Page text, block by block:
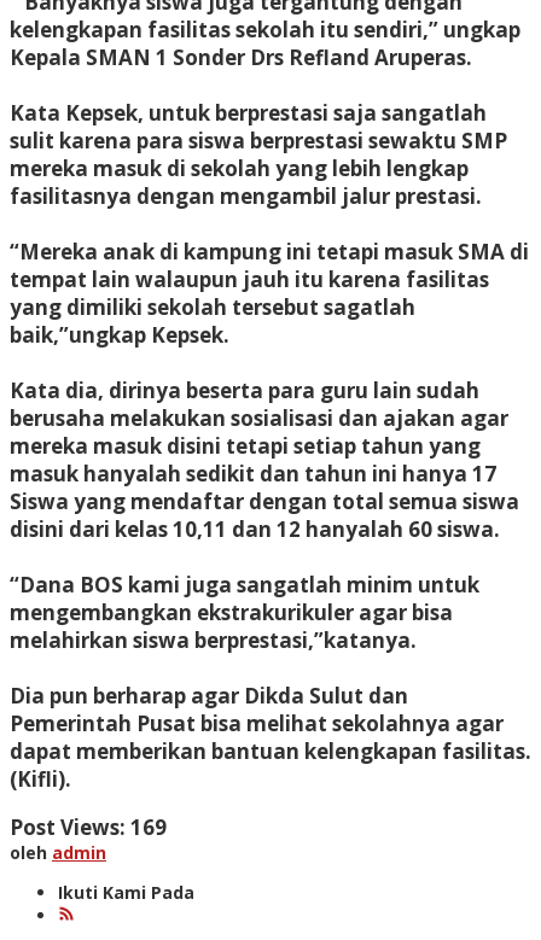
kelengkapan fasilitas sekolah itu sendiri,” ungkap
Kepala SMAN 1 Sonder Drs Refland Aruperas.
Kata Kepsek, untuk berprestasi saja sangatlah
sulit karena para siswa berprestasi sewaktu SMP
mereka masuk di sekolah yang lebih lengkap
fasilitasnya dengan mengambil jalur prestasi.
“Mereka anak di kampung ini tetapi masuk SMA di
tempat lain walaupun jauh itu karena fasilitas
yang dimiliki sekolah tersebut sagatlah
baik,”ungkap Kepsek.
Kata dia, dirinya beserta para guru lain sudah
berusaha melakukan sosialisasi dan ajakan agar
mereka masuk disini tetapi setiap tahun yang
masuk hanyalah sedikit dan tahun ini hanya 17
Siswa yang mendaftar dengan total semua siswa
disini dari kelas 10,11 dan 12 hanyalah 60 siswa.
“Dana BOS kami juga sangatlah minim untuk
mengembangkan ekstrakurikuler agar bisa
melahirkan siswa berprestasi,”katanya.
Dia pun berharap agar Dikda Sulut dan
Pemerintah Pusat bisa melihat sekolahnya agar
dapat memberikan bantuan kelengkapan fasilitas.
(Kifli).
Post Views: 169
oleh admin
Ikuti Kami Pada